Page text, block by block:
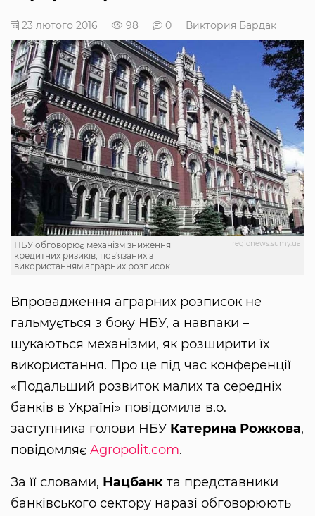
23 лютого 2016 98 0 Виктория Бардак
regionews.sumy.ua
НБУ обговорює механізм зниження
кредитних ризиків, пов'язаних з
використанням аграрних розписок
Впровадження аграрних розписок не
гальмується з боку НБУ, а навпаки –
шукаються механізми, як розширити їх
використання. Про це під час конференції
«Подальший розвиток малих та середніх
банків в Україні» повідомила в.о.
заступника голови НБУ Катерина Рожкова,
повідомляє Agropolit.com.
За її словами, Нацбанк та представники
банківського сектору наразі обговорюють